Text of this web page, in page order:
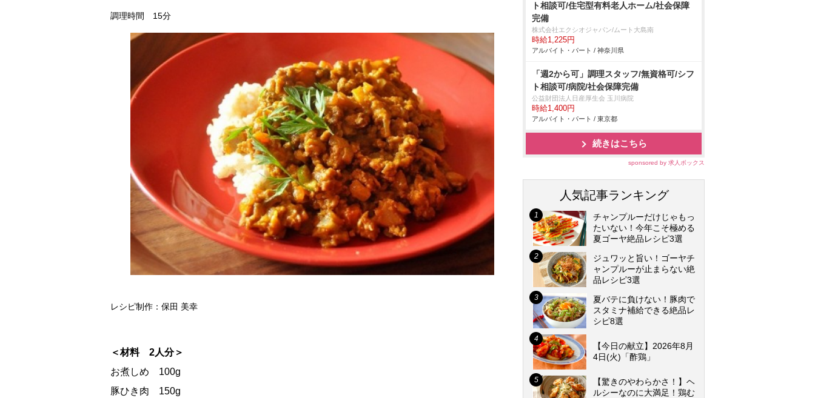
調理時間 15分
レシピ制作：保田 美幸
＜材料 2人分＞
お煮しめ 100g
豚ひき肉 150g
ト相談可/住宅型有料老人ホーム/社会保障
完備
株式会社エクシオジャパン/ムート大島南
時給1,225円
アルバイト・パート / 神奈川県
「週2から可」調理スタッフ/無資格可/シフ
ト相談可/病院/社会保障完備
公益財団法人日産厚生会 玉川病院
時給1,400円
アルバイト・パート / 東京都
続きはこちら
sponsored by 求人ボックス
人気記事ランキング
チャンプルーだけじゃもっ
たいない！今年こそ極める
夏ゴーヤ絶品レシピ3選
ジュワッと旨い！ゴーヤチ
ャンプルーが止まらない絶
品レシピ3選
夏バテに負けない！豚肉で
スタミナ補給できる絶品レ
シピ8選
【今日の献立】2026年8月
4日(火)「酢鶏」
【驚きのやわらかさ！】ヘ
ルシーなのに大満足！鶏む